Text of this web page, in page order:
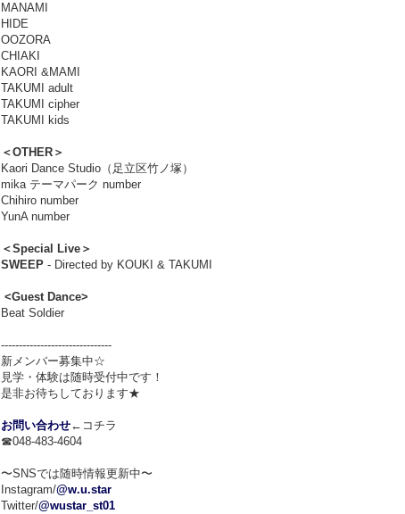
MANAMI
HIDE
OOZORA
CHIAKI
KAORI &MAMI
TAKUMI adult
TAKUMI cipher
TAKUMI kids
＜OTHER＞
Kaori Dance Studio（足立区竹ノ塚）
mika テーマパーク number
Chihiro number
YunA number
＜Special Live＞
SWEEP - Directed by KOUKI & TAKUMI
<Guest Dance>
Beat Soldier
-------------------------------
新メンバー募集中☆
見学・体験は随時受付中です！
是非お待ちしております★
お問い合わせ←コチラ
☎048-483-4604
〜SNSでは随時情報更新中〜
Instagram/@w.u.star
Twitter/@wustar_st01